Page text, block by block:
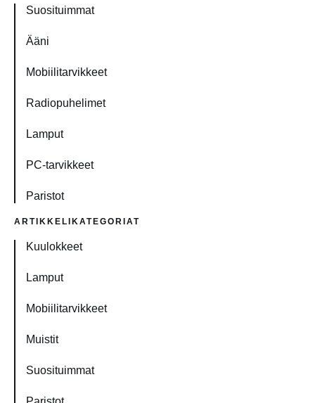
Suosituimmat
Ääni
Mobiilitarvikkeet
Radiopuhelimet
Lamput
PC-tarvikkeet
Paristot
ARTIKKELIKATEGORIAT
Kuulokkeet
Lamput
Mobiilitarvikkeet
Muistit
Suosituimmat